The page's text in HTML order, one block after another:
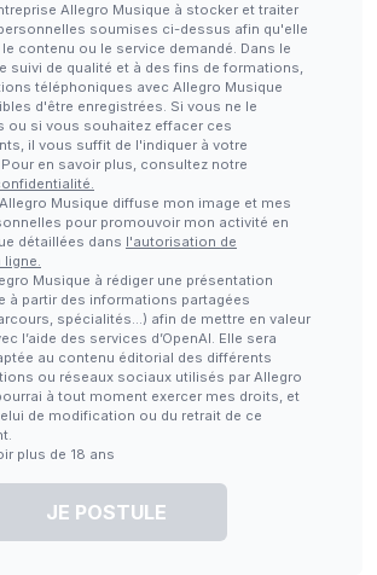
Allegro Musique à stocker et traiter
soumises ci-dessus afin qu'elle
contenu ou le service demandé. Dans le
suivi de qualité et à des fins de formations,
téléphoniques avec Allegro Musique
d'être enregistrées. Si vous ne le
ou si vous souhaitez effacer ces
il vous suffit de l'indiquer à votre
en savoir plus, consultez notre
Musique diffuse mon image et mes
pour promouvoir mon activité en
détaillées dans l'autorisation de
ligne.
Musique à rédiger une présentation
à partir des informations partagées
spécialités…) afin de mettre en valeur
l’aide des services d’OpenAI. Elle sera
au contenu éditorial des différents
ou réseaux sociaux utilisés par Allegro
à tout moment exercer mes droits, et
de modification ou du retrait de ce
plus de 18 ans
JE POSTULE